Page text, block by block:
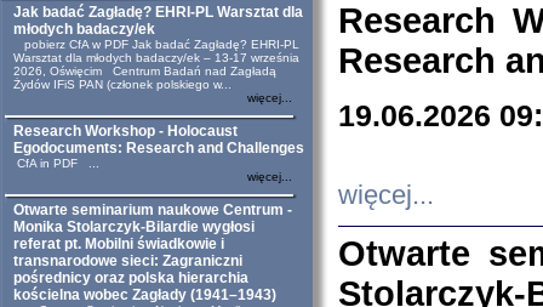
Jak badać Zagładę? EHRI-PL Warsztat dla
młodych badaczy/ek
pobierz CfA w PDF Jak badać Zagładę? EHRI-PL
Warsztat dla młodych badaczy/ek – 13-17 września
2026, Oświęcim Centrum Badań nad Zagładą
Żydów IFiS PAN (członek polskiego w...
więcej...
Research Workshop - Holocaust
Egodocuments: Research and Challenges
CfA in PDF ...
więcej...
Otwarte seminarium naukowe Centrum -
Monika Stolarczyk-Bilardie wygłosi
referat pt. Mobilni świadkowie i
transnarodowe sieci: Zagraniczni
pośrednicy oraz polska hierarchia
kościelna wobec Zagłady (1941–1943)
Research
Research
19.06.2026
więcej...
Otwarte